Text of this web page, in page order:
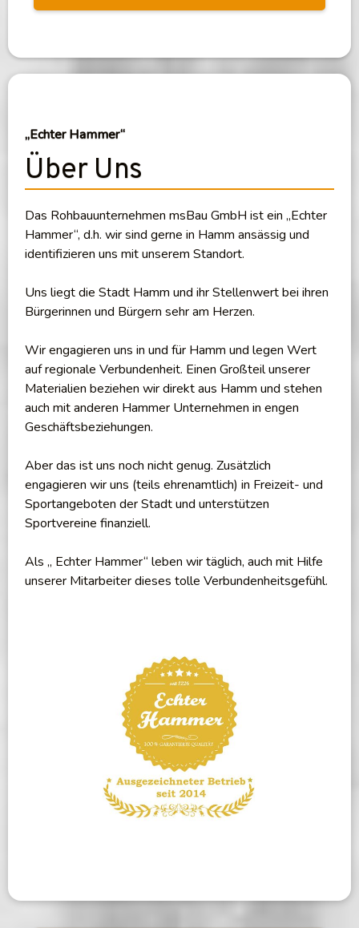
„Echter Hammer“
Über Uns
Das Rohbauunternehmen msBau GmbH ist ein „Echter
Hammer“, d.h. wir sind gerne in Hamm ansässig und
identifizieren uns mit unserem Standort.
Uns liegt die Stadt Hamm und ihr Stellenwert bei ihren
Bürgerinnen und Bürgern sehr am Herzen.
Wir engagieren uns in und für Hamm und legen Wert
auf regionale Verbundenheit. Einen Großteil unserer
Materialien beziehen wir direkt aus Hamm und stehen
auch mit anderen Hammer Unternehmen in engen
Geschäftsbeziehungen.
Aber das ist uns noch nicht genug. Zusätzlich
engagieren wir uns (teils ehrenamtlich) in Freizeit- und
Sportangeboten der Stadt und unterstützen
Sportvereine finanziell.
Als „ Echter Hammer“ leben wir täglich, auch mit Hilfe
unserer Mitarbeiter dieses tolle Verbundenheitsgefühl.